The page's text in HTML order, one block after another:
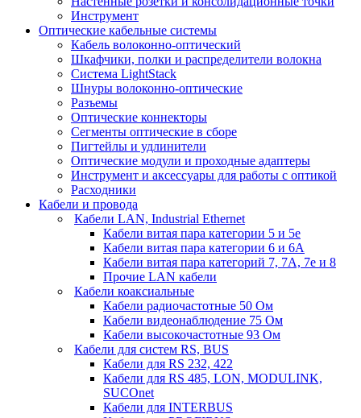
Инструмент
Оптические кабельные системы
Кабель волоконно-оптический
Шкафчики, полки и распределители волокна
Система LightStack
Шнуры волоконно-оптические
Разъемы
Оптические коннекторы
Сегменты оптические в сборе
Пигтейлы и удлинители
Оптические модули и проходные адаптеры
Инструмент и аксессуары для работы с оптикой
Расходники
Кабели и провода
Кабели LAN, Industrial Ethernet
Кабели витая пара категории 5 и 5е
Кабели витая пара категории 6 и 6A
Кабели витая пара категорий 7, 7А, 7е и 8
Прочие LAN кабели
Кабели коаксиальные
Кабели радиочастотные 50 Ом
Кабели видеонаблюдение 75 Ом
Кабели высокочастотные 93 Ом
Кабели для систем RS, BUS
Кабели для RS 232, 422
Кабели для RS 485, LON, MODULINK,
SUCOnet
Кабели для INTERBUS